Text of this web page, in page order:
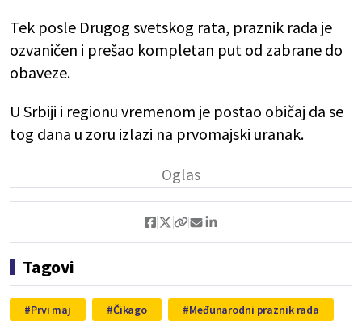
Tek posle Drugog svetskog rata, praznik rada je
ozvaničen i prešao kompletan put od zabrane do
obaveze.
U Srbiji i regionu vremenom je postao običaj da se
tog dana u zoru izlazi na prvomajski uranak.
Tagovi
Prvi maj Čikago Međunarodni praznik rada